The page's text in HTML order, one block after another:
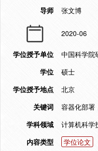
导师
张文博
2020-06
学位授予单位
中国科学院
学位
硕士
学位授予地点
北京
关键词
容器化部署
学科领域
计算机科学
内容类型
学位论文